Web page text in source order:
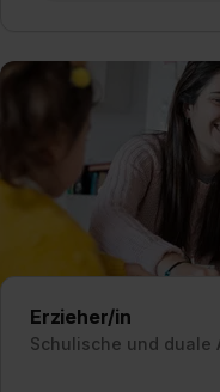
Erzieher/in
Schulische und duale